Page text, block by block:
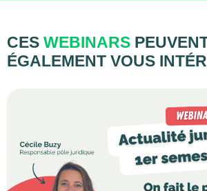
CES WEBINARS
ÉGALEMENT VOUS